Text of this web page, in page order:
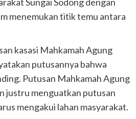
menemukan titik temu antara
kasasi Mahkamah Agung
putusannya bahwa
Putusan Mahkamah Agung
justru menguatkan putusan
mengakui lahan masyarakat.